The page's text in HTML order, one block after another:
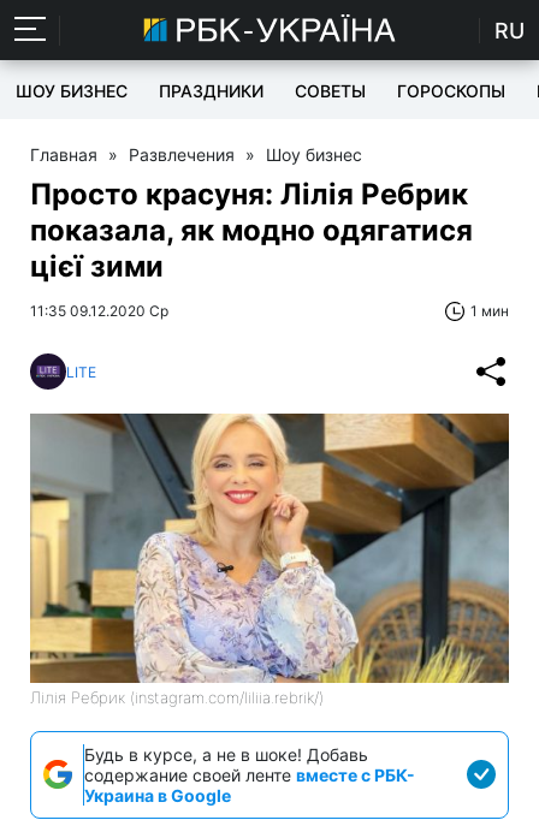
RU
ШОУ БИЗНЕС ПРАЗДНИКИ СОВЕТЫ ГОРОСКОПЫ
Главная » Развлечения » Шоу бизнес
Просто красуня: Лілія Ребрик
показала, як модно одягатися
цієї зими
11:35 09.12.2020 Ср 1 мин
LITE
Лілія Ребрик (instagram.com/liliia.rebrik/)
Будь в курсе, а не в шоке! Добавь
содержание своей ленте вместе с РБК-
Украина в Google